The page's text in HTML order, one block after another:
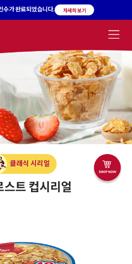
가 완료되었습니다. 자세히 보기
스트 컵시리얼